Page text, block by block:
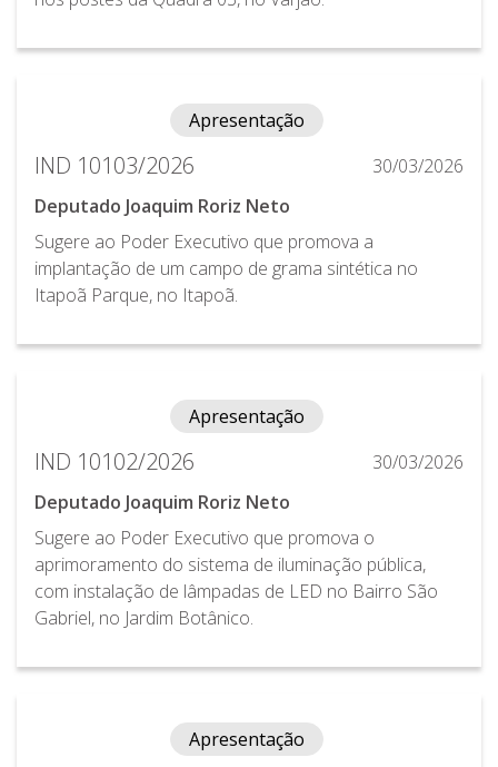
Apresentação
IND 10103/2026
30/03/2026
Deputado Joaquim Roriz Neto
Sugere ao Poder Executivo que promova a
implantação de um campo de grama sintética no
Itapoã Parque, no Itapoã.
Apresentação
IND 10102/2026
30/03/2026
Deputado Joaquim Roriz Neto
Sugere ao Poder Executivo que promova o
aprimoramento do sistema de iluminação pública,
com instalação de lâmpadas de LED no Bairro São
Gabriel, no Jardim Botânico.
Apresentação